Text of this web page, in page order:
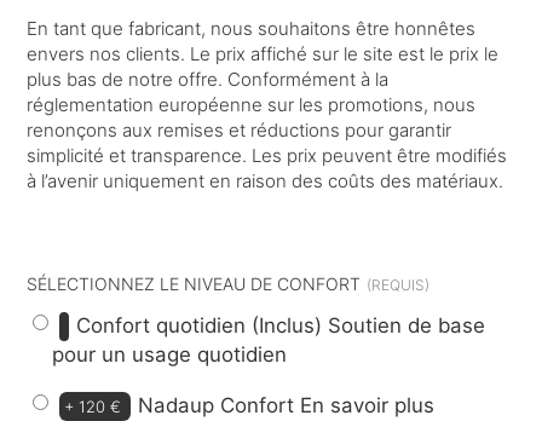
En tant que fabricant, nous souhaitons être honnêtes
envers nos clients. Le prix affiché sur le site est le prix le
plus bas de notre offre. Conformément à la
réglementation européenne sur les promotions, nous
renonçons aux remises et réductions pour garantir
simplicité et transparence. Les prix peuvent être modifiés
à l’avenir uniquement en raison des coûts des matériaux.
SÉLECTIONNEZ LE NIVEAU DE CONFORT
Confort quotidien (Inclus) Soutien de base
pour un usage quotidien
+120 € Nadaup Confort En savoir plus